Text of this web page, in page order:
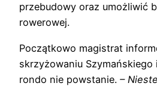
przebudowy oraz umożliwić
rowerowej.
Początkowo magistrat
skrzyżowaniu Szymańskiego
rondo nie powstanie. –